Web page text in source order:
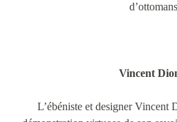
Vincent
L’ébéniste et designer Vincent